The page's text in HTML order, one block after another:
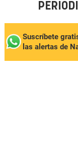
Suscríbete
las alertas de